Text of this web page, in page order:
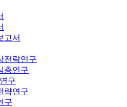
고서
전략연구
층연구
구
략연구
구